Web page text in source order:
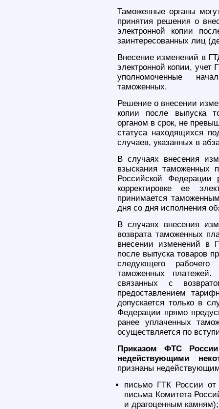
Таможенные органы
принятия решения о
электронной копии
заинтересованных лиц
Внесение изменений в
электронной копии, учет
уполномоченные
таможенных.
Решение о внесении
копии после выпуска
органом в срок, не
статуса находящихся
случаев, указанных в
В случаях внесения
взыскания таможенных
Российской
корректировке ее
принимается
дня со дня исполнения
В случаях внесения
возврата таможенных
внесении изменений в
после выпуска товаров
следующего
таможенных
связанных с
предоставлением
допускается только в
Федерации прямо
ранее уплаченных
осуществляется по
Приказом ФТС
недействующими
признаны
письмо ГТК России
письма Комитета
и драгоценным камням);